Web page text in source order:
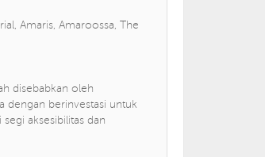
Amaris, Amaroossa, The
disebabkan oleh
dengan berinvestasi untuk
aksesibilitas dan